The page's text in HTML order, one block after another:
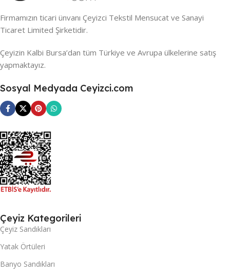
Firmamızın ticari ünvanı Çeyizci Tekstil Mensucat ve Sanayi
Ticaret Limited Şirketidir.
Çeyizin Kalbi Bursa’dan tüm Türkiye ve Avrupa ülkelerine satış
yapmaktayız.
Sosyal Medyada Ceyizci.com
Çeyiz Kategorileri
Çeyiz Sandıkları
Yatak Örtüleri
Banyo Sandıkları